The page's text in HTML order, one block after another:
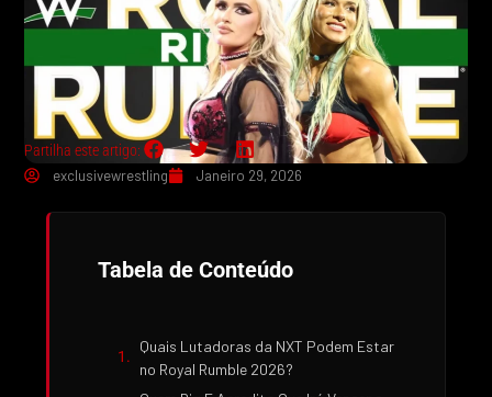
Partilha este artigo:
exclusivewrestling
Janeiro 29, 2026
Tabela de Conteúdo
Quais Lutadoras da NXT Podem Estar
no Royal Rumble 2026?